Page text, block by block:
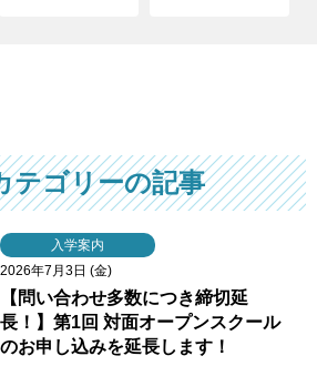
テゴリーの記事
入学案内
2026年7月3日 (金)
【問い合わせ多数につき締切延
長！】第1回 対面オープンスクール
のお申し込みを延長します！